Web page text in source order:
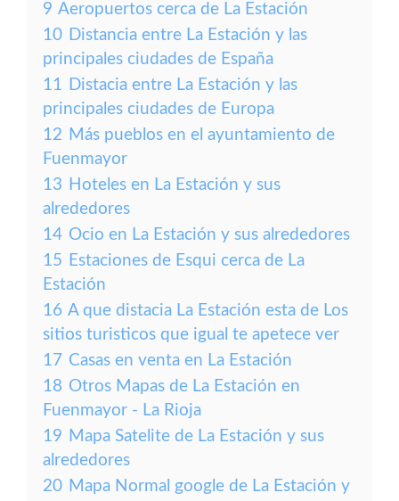
9 Aeropuertos cerca de La Estación
10 Distancia entre La Estación y las
principales ciudades de España
11 Distacia entre La Estación y las
principales ciudades de Europa
12 Más pueblos en el ayuntamiento de
Fuenmayor
13 Hoteles en La Estación y sus
alrededores
14 Ocio en La Estación y sus alrededores
15 Estaciones de Esqui cerca de La
Estación
16 A que distacia La Estación esta de Los
sitios turisticos que igual te apetece ver
17 Casas en venta en La Estación
18 Otros Mapas de La Estación en
Fuenmayor - La Rioja
19 Mapa Satelite de La Estación y sus
alrededores
20 Mapa Normal google de La Estación y